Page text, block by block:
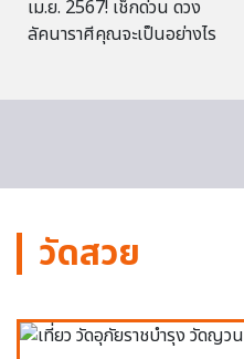
วัดสวย